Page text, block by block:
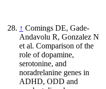
↑ Comings DE, Gade-
Andavolu R, Gonzalez N
et al. Comparison of the
role of dopamine,
serotonine, and
noradrelanine genes in
ADHD, ODD and